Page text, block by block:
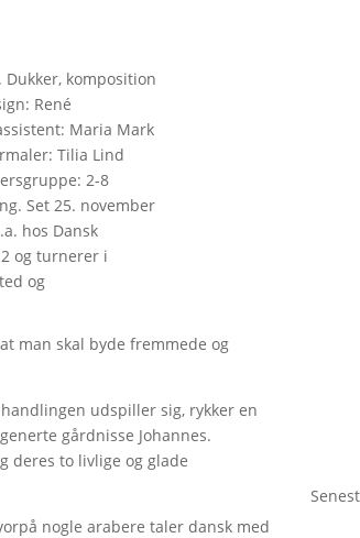
komposition
René
Maria Mark
Tilia Lind
2-8
Set 25. november
hos Dansk
og turnerer i
og
man skal byde fremmede og
udspiller sig, rykker en
gårdnisse Johannes.
deres to livlige og glade
nogle arabere taler dansk med